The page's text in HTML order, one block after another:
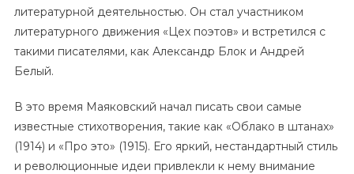
литературной деятельностью. Он стал участником
литературного движения «Цех поэтов» и встретился с
такими писателями, как Александр Блок и Андрей
Белый.
В это время Маяковский начал писать свои самые
известные стихотворения, такие как «Облако в штанах»
(1914) и «Про это» (1915). Его яркий, нестандартный стиль
и революционные идеи привлекли к нему внимание